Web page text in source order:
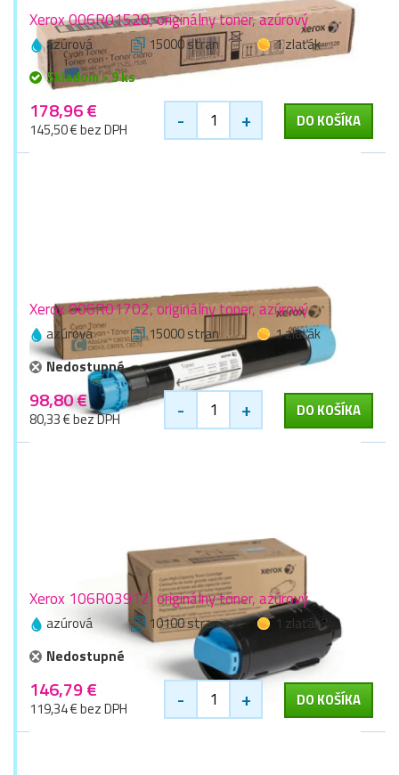
Xerox 006R01520, originálny toner, azúrový
azúrová 15000 stran
1 zlaťák
Skladom > 9 ks
178,96 €
145,50 € bez DPH - + DO KOŠÍKA
Xerox 006R01702, originálny toner, azúrový
azúrová 15000 stran
1 zlaťák
Nedostupné
98,80 €
80,33 € bez DPH - + DO KOŠÍKA
Xerox 106R03912, originálny toner, azúrový
azúrová 10100 stran
1 zlaťák
Nedostupné
146,79 €
119,34 € bez DPH - + DO KOŠÍKA